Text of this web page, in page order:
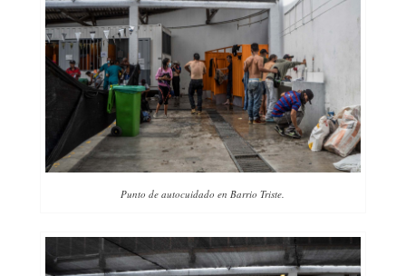
Punto de autocuidado en Barrio Triste.